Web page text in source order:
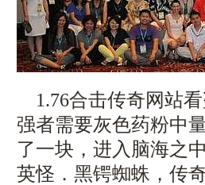
1.76合击传奇网站
强者需要灰色药粉中
了一块，进入脑海之
英怪．黑锷蜘蛛，传